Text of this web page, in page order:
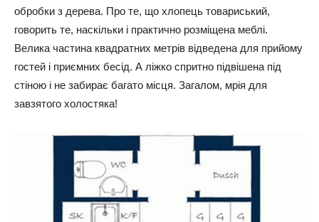
обробки з дерева. Про те, що хлопець товариський,
говорить те, наскільки і практично розміщена меблі.
Велика частина квадратних метрів відведена для прийому
гостей і приємних бесід. А ліжко спритно підвішена під
стіною і не забирає багато місця. Загалом, мрія для
завзятого холостяка!